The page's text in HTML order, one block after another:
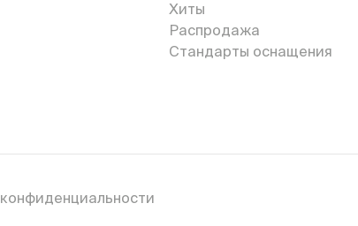
Хиты
Распродажа
Стандарты оснащения